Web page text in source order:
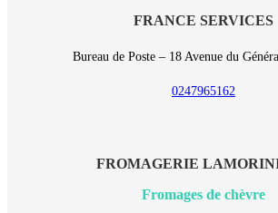
FRANCE SERVICES
Bureau de Poste – 18 Avenue du
0247965162
FROMAGERIE
Fromages de chèvre